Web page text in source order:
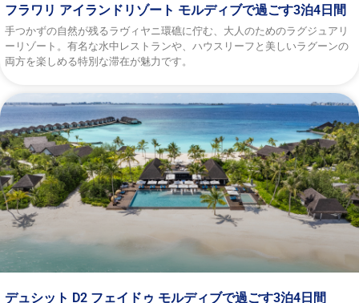
フラワリ アイランドリゾート モルディブで過ごす3泊4日間
手つかずの自然が残るラヴィヤニ環礁に佇む、大人のためのラグジュアリ
ーリゾート。有名な水中レストランや、ハウスリーフと美しいラグーンの
両方を楽しめる特別な滞在が魅力です。
デュシット D2 フェイドゥ モルディブで過ごす3泊4日間